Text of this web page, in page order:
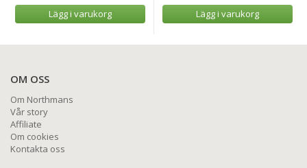
Lägg i varukorg Lägg i varukorg
OM OSS
Om Northmans
Vår story
Affiliate
Om cookies
Kontakta oss